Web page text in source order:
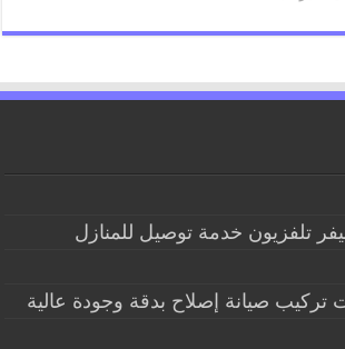
تلفزيون خدمة توصيل للمنازل
تركيب صيانة إصلاح بدقة وجودة عالية